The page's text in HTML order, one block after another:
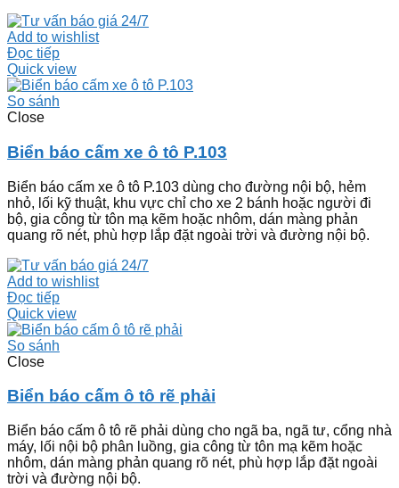
Add to wishlist
Đọc tiếp
Quick view
So sánh
Close
Biển báo cấm xe ô tô P.103
Biển báo cấm xe ô tô P.103 dùng cho đường nội bộ, hẻm
nhỏ, lối kỹ thuật, khu vực chỉ cho xe 2 bánh hoặc người đi
bộ, gia công từ tôn mạ kẽm hoặc nhôm, dán màng phản
quang rõ nét, phù hợp lắp đặt ngoài trời và đường nội bộ.
Add to wishlist
Đọc tiếp
Quick view
So sánh
Close
Biển báo cấm ô tô rẽ phải
Biển báo cấm ô tô rẽ phải dùng cho ngã ba, ngã tư, cổng nhà
máy, lối nội bộ phân luồng, gia công từ tôn mạ kẽm hoặc
nhôm, dán màng phản quang rõ nét, phù hợp lắp đặt ngoài
trời và đường nội bộ.